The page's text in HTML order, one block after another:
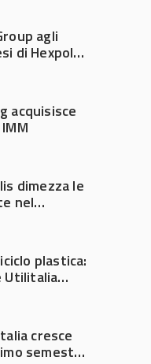
agli
di Hexpol
acquisisce
dimezza le
nel
plastica:
Utilitalia
cresce
semestre